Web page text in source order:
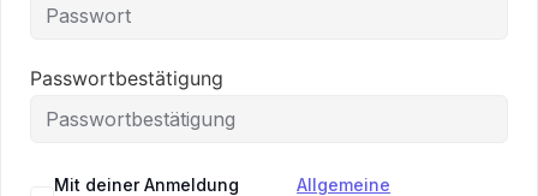
Passwortbestätigung
Mit deiner Anmeldung
Allgemeine